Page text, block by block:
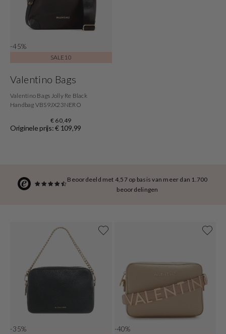
Beoordeeld met 4,57 op basis van meer dan 1.700
beoordelingen
-45%
SALE10
Valentino Bags
Valentino Bags Jolly Re Black
Handbag VBS9JX23NERO
€ 60,49
Originele prijs: € 109,99
-35% -40%